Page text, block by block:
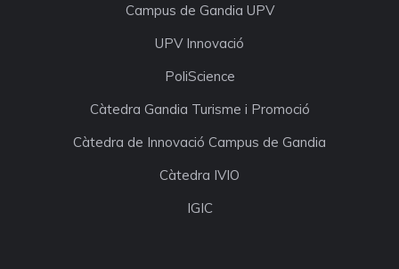
Campus de Gandia UPV
UPV Innovació
PoliScience
Càtedra Gandia Turisme i Promoció
Càtedra de Innovació Campus de Gandia
Càtedra IVIO
IGIC